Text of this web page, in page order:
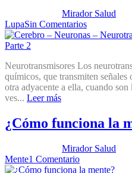
Mirador Salud
LupaSin Comentarios
Neurotransmisores Los
químicos, que transmiten
otra adyacente a ella, cuando
ves... Leer más
¿Cómo funciona la
Mirador Salud
Mente1 Comentario